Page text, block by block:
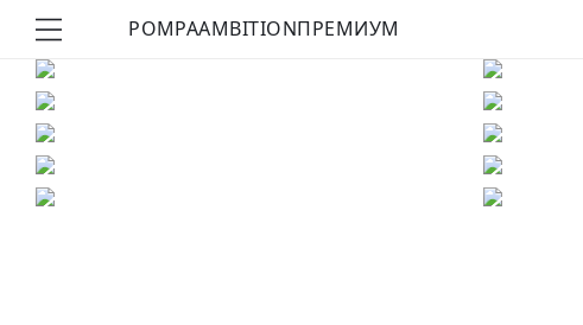
POMPAAMBITIONПРЕМИУМ